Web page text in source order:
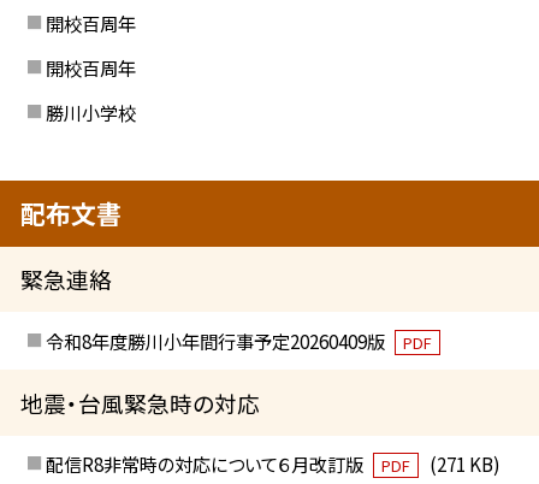
開校百周年
開校百周年
勝川小学校
配布文書
緊急連絡
令和8年度勝川小年間行事予定20260409版 PDF
地震・台風緊急時の対応
配信R8非常時の対応について６月改訂版 PDF (271 KB)